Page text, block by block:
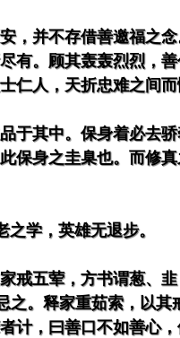
，并不存借善邀福之
有。顾其轰轰烈烈，
仁人，天折忠难之间而
于其中。保身着必去
保身之圭臬也。而修
学，英雄无退步。
戒五荤，方书谓葱、
。释家重茹索，以
计，曰善口不如善心